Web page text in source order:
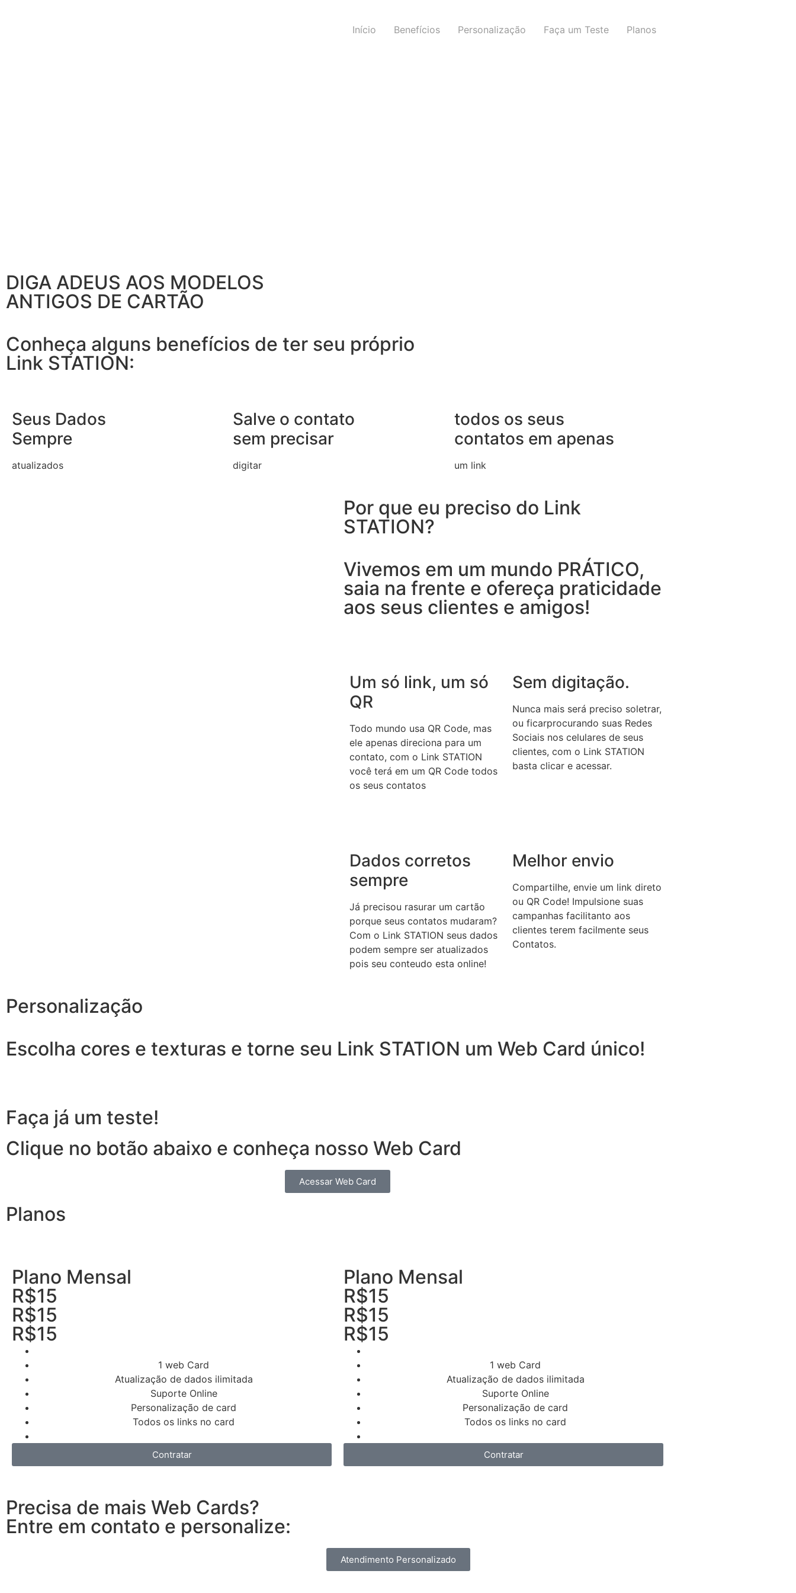
Início Benefícios Personalização Faça um Teste Planos
DIGA ADEUS AOS MODELOS
ANTIGOS DE CARTÃO
Conheça alguns benefícios de ter seu próprio
Link STATION:
Seus Dados
Sempre
atualizados
Salve o contato
sem precisar
digitar
todos os seus
contatos em apenas
um link
Por que eu preciso do Link
STATION?
Vivemos em um mundo PRÁTICO,
saia na frente e ofereça praticidade
aos seus clientes e amigos!
Um só link, um só
QR
Todo mundo usa QR Code, mas
ele apenas direciona para um
contato, com o Link STATION
você terá em um QR Code todos
os seus contatos
Sem digitação.
Nunca mais será preciso soletrar,
ou ficarprocurando suas Redes
Sociais nos celulares de seus
clientes, com o Link STATION
basta clicar e acessar.
Dados corretos
sempre
Já precisou rasurar um cartão
porque seus contatos mudaram?
Com o Link STATION seus dados
podem sempre ser atualizados
pois seu conteudo esta online!
Melhor envio
Compartilhe, envie um link direto
ou QR Code! Impulsione suas
campanhas facilitanto aos
clientes terem facilmente seus
Contatos.
Personalização
Escolha cores e texturas e torne seu Link STATION um Web Card único!
Faça já um teste!
Clique no botão abaixo e conheça nosso Web Card
Acessar Web Card
Planos
Plano Mensal
R$15
R$15
R$15
1 web Card
Atualização de dados ilimitada
Suporte Online
Personalização de card
Todos os links no card
Contratar
Plano Mensal
R$15
R$15
R$15
1 web Card
Atualização de dados ilimitada
Suporte Online
Personalização de card
Todos os links no card
Contratar
Precisa de mais Web Cards?
Entre em contato e personalize:
Atendimento Personalizado